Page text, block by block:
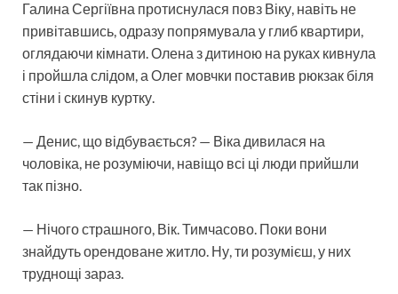
Галина Сергіївна протиснулася повз Віку, навіть не
привітавшись, одразу попрямувала у глиб квартири,
оглядаючи кімнати. Олена з дитиною на руках кивнула
і пройшла слідом, а Олег мовчки поставив рюкзак біля
стіни і скинув куртку.
— Денис, що відбувається? — Віка дивилася на
чоловіка, не розуміючи, навіщо всі ці люди прийшли
так пізно.
— Нічого страшного, Вік. Тимчасово. Поки вони
знайдуть орендоване житло. Ну, ти розумієш, у них
труднощі зараз.